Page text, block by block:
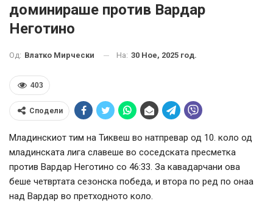
доминираше против Вардар
Неготино
Од: Влатко Мирчески На: 30 Ное, 2025 год.
403
Сподели
Младинскиот тим на Тиквеш во натпревар од 10. коло од
младинската лига славеше во соседската пресметка
против Вардар Неготино со 46:33. За кавадарчани ова
беше четвртата сезонска победа, и втора по ред по онаа
над Вардар во претходното коло.